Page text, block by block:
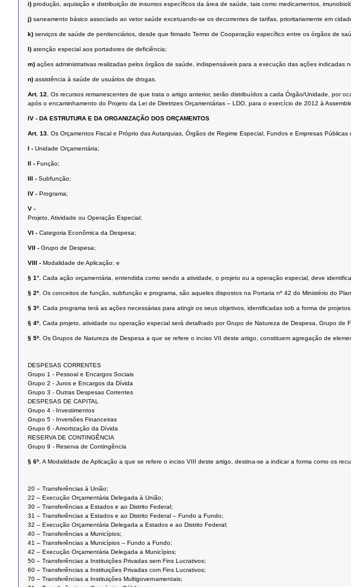
i) produção, aquisição e distribuição de insumos específicos da área de saúde, tais como medicamentos,
j) saneamento básico associado ao vetor saúde excetuando-se os decorrentes de tarifas, prioritariamente em
k) serviços de saúde de penitenciários, desde que firmado Termo de Cooperação específico entre os órgãos de
l) atenção especial aos portadores de deficiência;
m) ações administrativas realizadas pelos órgãos de saúde, indispensáveis para a execução das ações indicadas
n) assistência à saúde de usuários de drogas.
Art. 12. Os recursos remanescentes de que trata o artigo anterior, serão distribuídos a cada Órgão/Unidade, por
após o encaminhamento do Projeto da Lei de Diretrizes Orçamentárias – LDO, para o exercício de 2012 à
IV - DA ESTRUTURA E DA ORGANIZAÇÃO DOS ORÇAMENTOS
Art. 13. Os Orçamentos Fiscal e Próprio das Autarquias, Órgãos de Regime Especial, Fundos e Empresas
I - Unidade Orçamentária;
II - Função;
III - Subfunção;
IV - Programa;
V -
Projeto, Atividade ou Operação Especial;
VI - Categoria Econômica da Despesa;
VII - Grupo de Despesa;
VIII - Modalidade de Aplicação; e
§ 1°. Cada ação orçamentária, entendida como sendo a atividade, o projeto ou a operação especial, deve
§ 2º. Os conceitos de função, subfunção e programa, são aqueles dispostos na Portaria nº 42 do Ministério do
§ 3º. Cada programa terá as ações necessárias para atingir os seus objetivos, identificadas sob a forma de
§ 4º. Cada projeto, atividade ou operação especial será detalhado por Grupo de Natureza de Despesa, Grupo de
§ 5º. Os Grupos de Natureza de Despesa a que se refere o inciso VII deste artigo, constituem agregação de
DESPESAS CORRENTES
Grupo 1 - Pessoal e Encargos Sociais
Grupo 2 - Juros e Encargos da Dívida
Grupo 3 - Outras Despesas Correntes
DESPESAS DE CAPITAL
Grupo 4 - Investimentos
Grupo 5 - Inversões Financeiras
Grupo 6 - Amortização da Dívida
RESERVA DE CONTINGÊNCIA
Grupo 9 - Reserva de Contingência
§ 6º.A Modalidade de Aplicação a que se refere o inciso VIII deste artigo, destina-se a indicar a forma como os
20 – Transferências à União;
22 – Execução Orçamentária Delegada à União;
30 – Transferências a Estados e ao Distrito Federal;
31 – Transferências a Estados e ao Distrito Federal – Fundo a Fundo;
32 – Execução Orçamentária Delegada a Estados e ao Distrito Federal;
40 – Transferências a Municípios;
41 – Transferências a Municípios – Fundo a Fundo;
42 – Execução Orçamentária Delegada a Municípios;
50 – Transferências a Instituições Privadas sem Fins Lucrativos;
60 – Transferências a Instituições Privadas com Fins Lucrativos;
70 – Transferências a Instituições Multigovernamentais;